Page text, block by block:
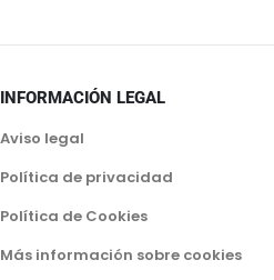
INFORMACIÓN LEGAL
Aviso legal
Política de privacidad
Política de Cookies
Más información sobre cookies